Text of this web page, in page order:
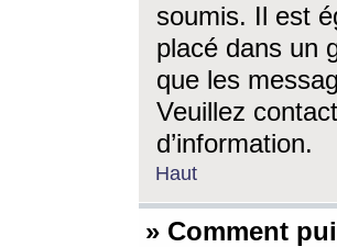
soumis. Il est
placé dans un
que les
Veuillez
d’information.
Haut
» Comment